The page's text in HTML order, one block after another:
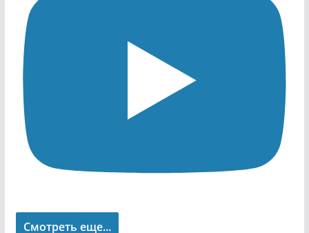
Смотреть еще...